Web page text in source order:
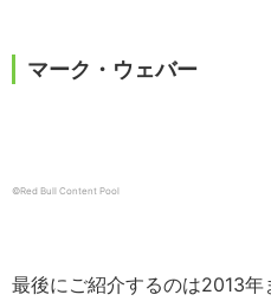
マーク・ウェバー
©Red Bull Content Pool
最後にご紹介するのは2013年